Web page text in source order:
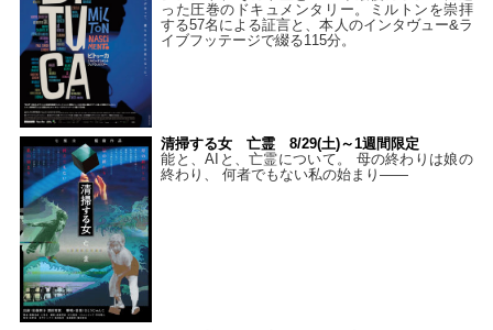
った圧巻のドキュメンタリー。ミルトンを崇拝
する57名による証言と、本人のインタヴュー&ラ
イブフッテージで綴る115分。
清掃する女 亡霊 8/29(土)～1週間限定
能と、AIと、亡霊について。 母の終わりは娘の
終わり、 何者でもない私の始まり――